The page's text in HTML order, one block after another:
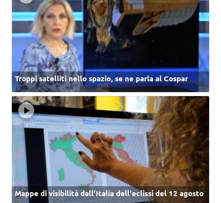
Troppi satelliti nello spazio, se ne parla al Cospar
Mappe di visibilità dall’Italia dell'eclissi del 12 agosto